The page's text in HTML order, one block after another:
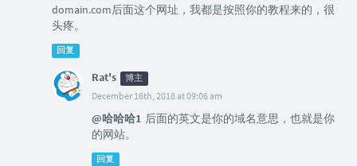
domain.com后面这个网址，我都是按照你的教程来的，很
头疼。
回复
Rat's 博主
December 16th, 2018 at 09:06 am
@哈哈哈1 后面的英文是你的域名意思，也就是你
的网站。
回复